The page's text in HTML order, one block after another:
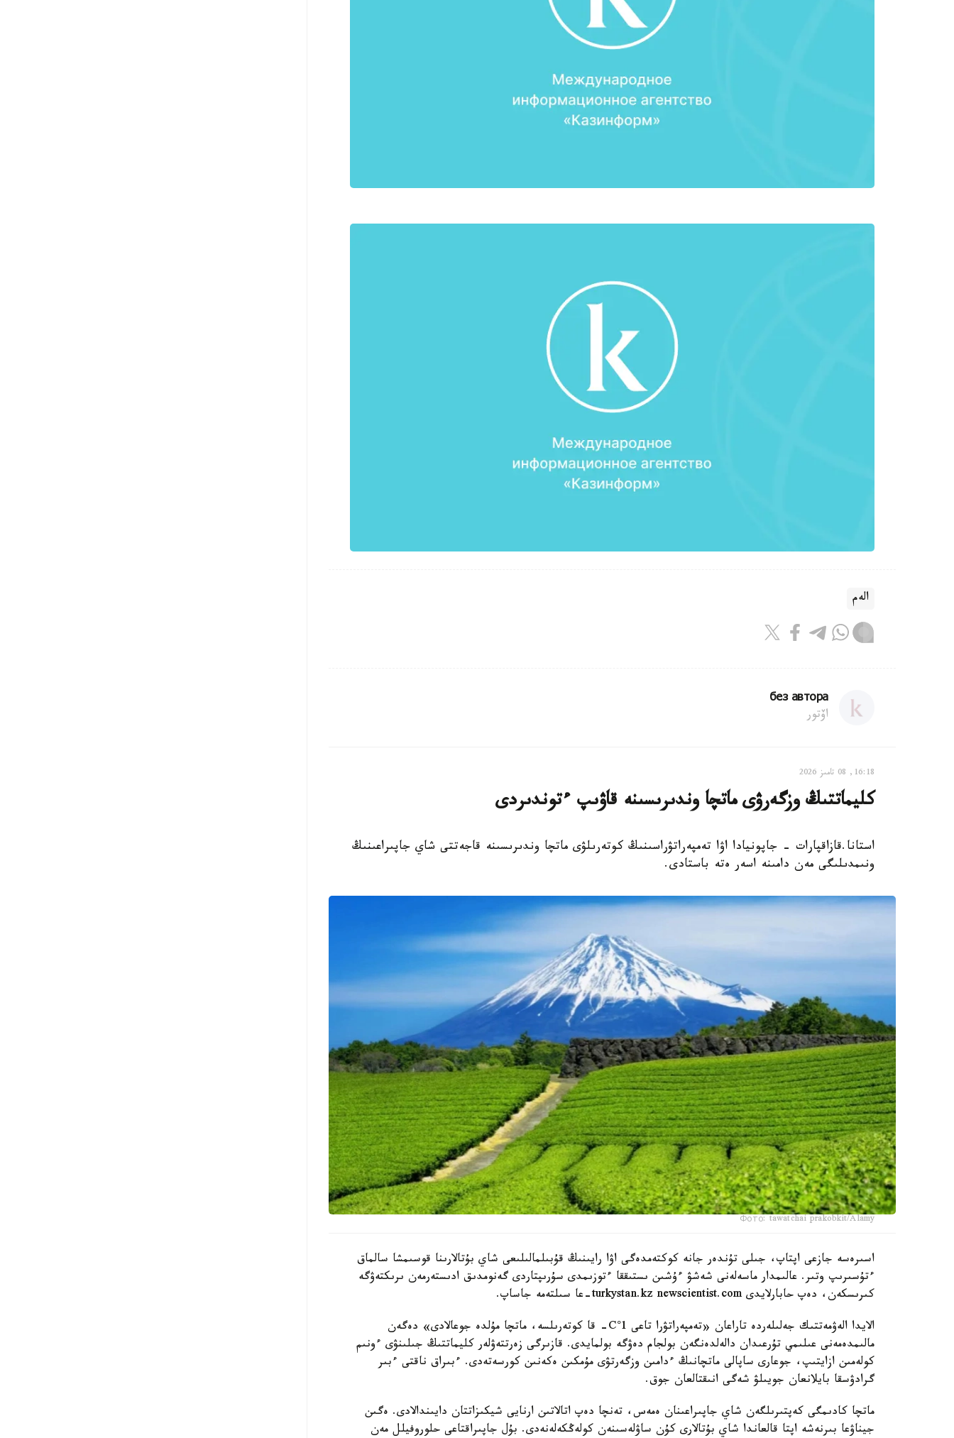
الەم
без автора
اۆتور
16:18, 08 تامىز 2026
كليماتتىڭ وزگەرۋى ماتچا وندىرىسىنە قاۋىپ ءتوندىردى
استانا.قازاقپارات - جاپونيادا اۋا تەمپەراتۋراسىنىڭ كوتەرىلۋى ماتچا وندىرىسىنە قاجەتتى شاي جاپىراعىنىڭ
ونىمدىلىگى مەن دامىنە اسەر ەتە باستادى.
Фото: tawatchai prakobkit/Alamy
اسىرەسە جازعى اپتاپ، جىلى تۇندەر جانە كوكتەمدەگى اۋا رايىنىڭ قۇبىلمالىلىعى شاي بۇتالارىنا قوسىمشا سالماق
ءتۇسىرىپ وتىر. عالىمدار ماسەلەنى شەشۋ ءۇشىن ىستىققا ءتوزىمدى سۇرىپتاردى گەنومدىق ادىستەرمەن ىرىكتەۋگە
كىرىسكەن، دەپ حابارلايدى turkystan.kz newscientist.com-عا سىلتەمە جاساپ.
الايدا الەۋمەتتىك جەلىلەردە تاراعان «تەمپەراتۋرا تاعى 1°C- قا كوتەرىلسە، ماتچا مۇلدە جوعالادى» دەگەن
مالىمدەمەنى عىلىمي تۇرعىدان دالەلدەنگەن بولجام دەۋگە بولمايدى. قازىرگى زەرتتەۋلەر كليماتتىڭ جىلىنۋى ءونىم
كولەمىن ازايتىپ، جوعارى ساپالى ماتچانىڭ ءدامىن وزگەرتۋى مۇمكىن ەكەنىن كورسەتەدى. ءبىراق ناقتى ءبىر
گرادۋسقا بايلانعان جويىلۋ شەگى انىقتالعان جوق.
ماتچا كادىمگى كەپتىرىلگەن شاي جاپىراعىنان ەمەس، تەنچا دەپ اتالاتىن ارنايى شيكىزاتتان دايىندالادى. ەگىن
جيناۋعا بىرنەشە اپتا قالعاندا شاي بۇتالارى كۇن ساۋلەسىنەن كولەڭكەلەنەدى. بۇل جاپىراقتاعى حلوروفيلل مەن